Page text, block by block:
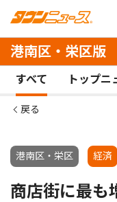
港南区・栄区版
すべて トップニ
戻る
港南区・栄区 経済
商店街に最も